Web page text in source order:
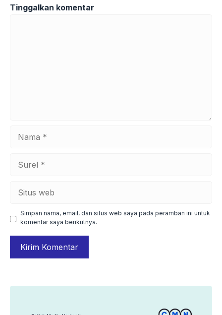
Tinggalkan komentar
web
Simpan nama, email, dan situs web saya pada peramban ini untuk
komentar saya berikutnya.